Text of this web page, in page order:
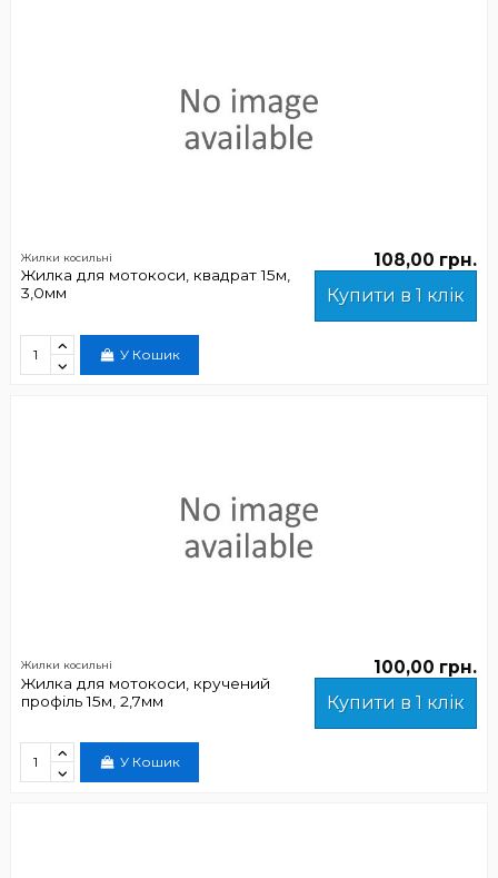
Жилки косильні
Жилка для мотокоси, квадрат 15м,
3,0мм
108,00 грн.
Купити в 1 клік
У Кошик
Жилки косильні
Жилка для мотокоси, кручений
профіль 15м, 2,7мм
100,00 грн.
Купити в 1 клік
У Кошик